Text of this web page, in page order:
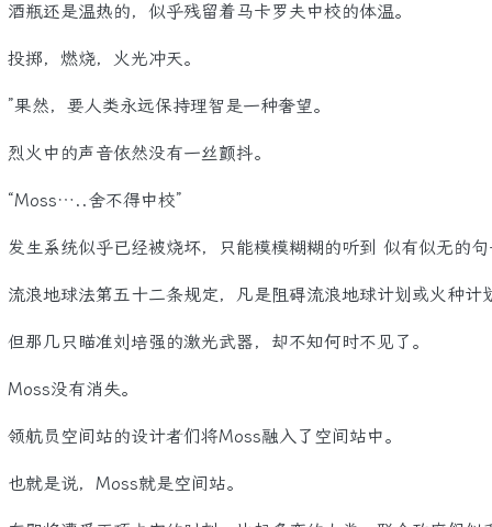
还是温热的，似乎残留着马卡罗夫中校的体温。
，燃烧，火光冲天。
然，要人类永远保持理智是一种奢望。
中的声音依然没有一丝颤抖。
舍不得中校”
系统似乎已经被烧坏，只能模模糊糊的听到 似有似无的句
地球法第五十二条规定，凡是阻碍流浪地球计划或火种计
几只瞄准刘培强的激光武器，却不知何时不见了。
没有消失。
员空间站的设计者们将Moss融入了空间站中。
是说，Moss就是空间站。